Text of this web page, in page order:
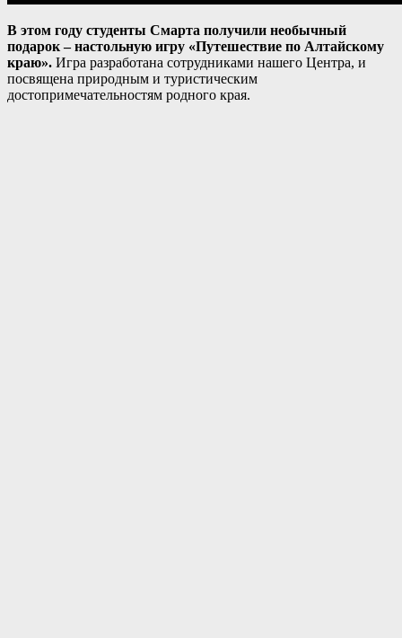
В этом году студенты Смарта получили необычный
подарок – настольную игру «Путешествие по Алтайскому
краю». Игра разработана сотрудниками нашего Центра, и
посвящена природным и туристическим
достопримечательностям родного края.